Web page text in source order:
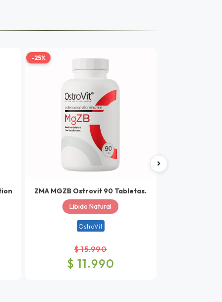
-25%
ZMA MGZB Ostrovit 90 Tabletas.
Libido Natural
OstroVit
$ 15.990
$ 11.990